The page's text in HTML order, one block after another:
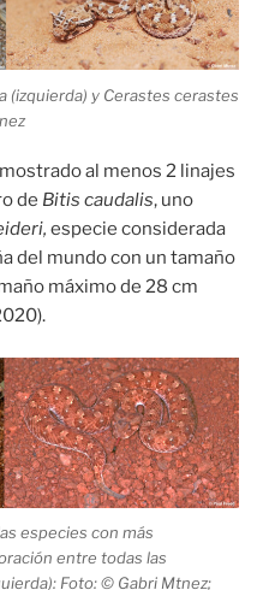
(izquierda) y Cerastes cerastes
al menos 2 linajes
de Bitis caudalis, uno
especie considerada
del mundo con un tamaño
máximo de 28 cm
especies con más
entre todas las
Foto: © Gabri Mtnez;